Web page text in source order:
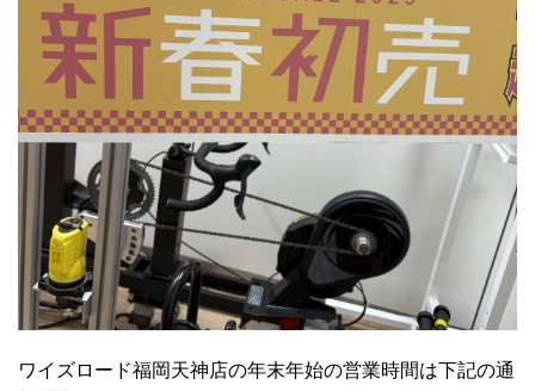
ワイズロード福岡天神店の年末年始の営業時間は下記の通